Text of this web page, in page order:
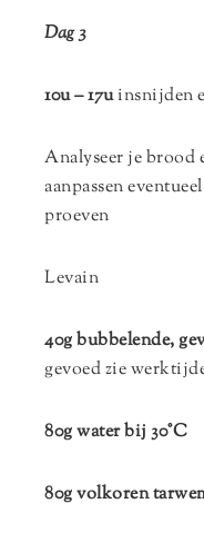
Dag 3
10u – 17uinsnijden
Analyseer je brood
aanpassen
proeven
Levain
40g bubbelende,
gevoed zie
80g water bij 30°C
80g volkoren